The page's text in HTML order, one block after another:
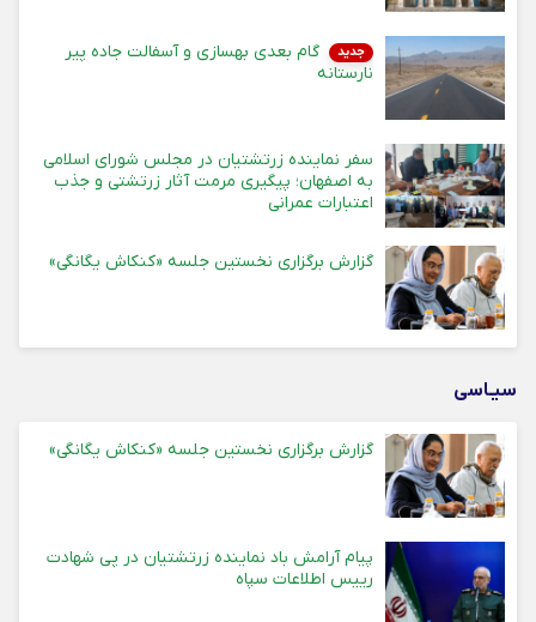
جدید
گام بعدی بهسازی و آسفالت جاده پیر
نارستانه
سفر نماینده زرتشتیان در مجلس شورای اسلامی
به اصفهان؛ پیگیری مرمت آثار زرتشتی و جذب
اعتبارات عمرانی
گزارش برگزاری نخستین جلسه «کنکاش یگانگی»
سیـاسی
گزارش برگزاری نخستین جلسه «کنکاش یگانگی»
پیام آرامش باد نماینده زرتشتیان در پی شهادت
رییس اطلاعات سپاه